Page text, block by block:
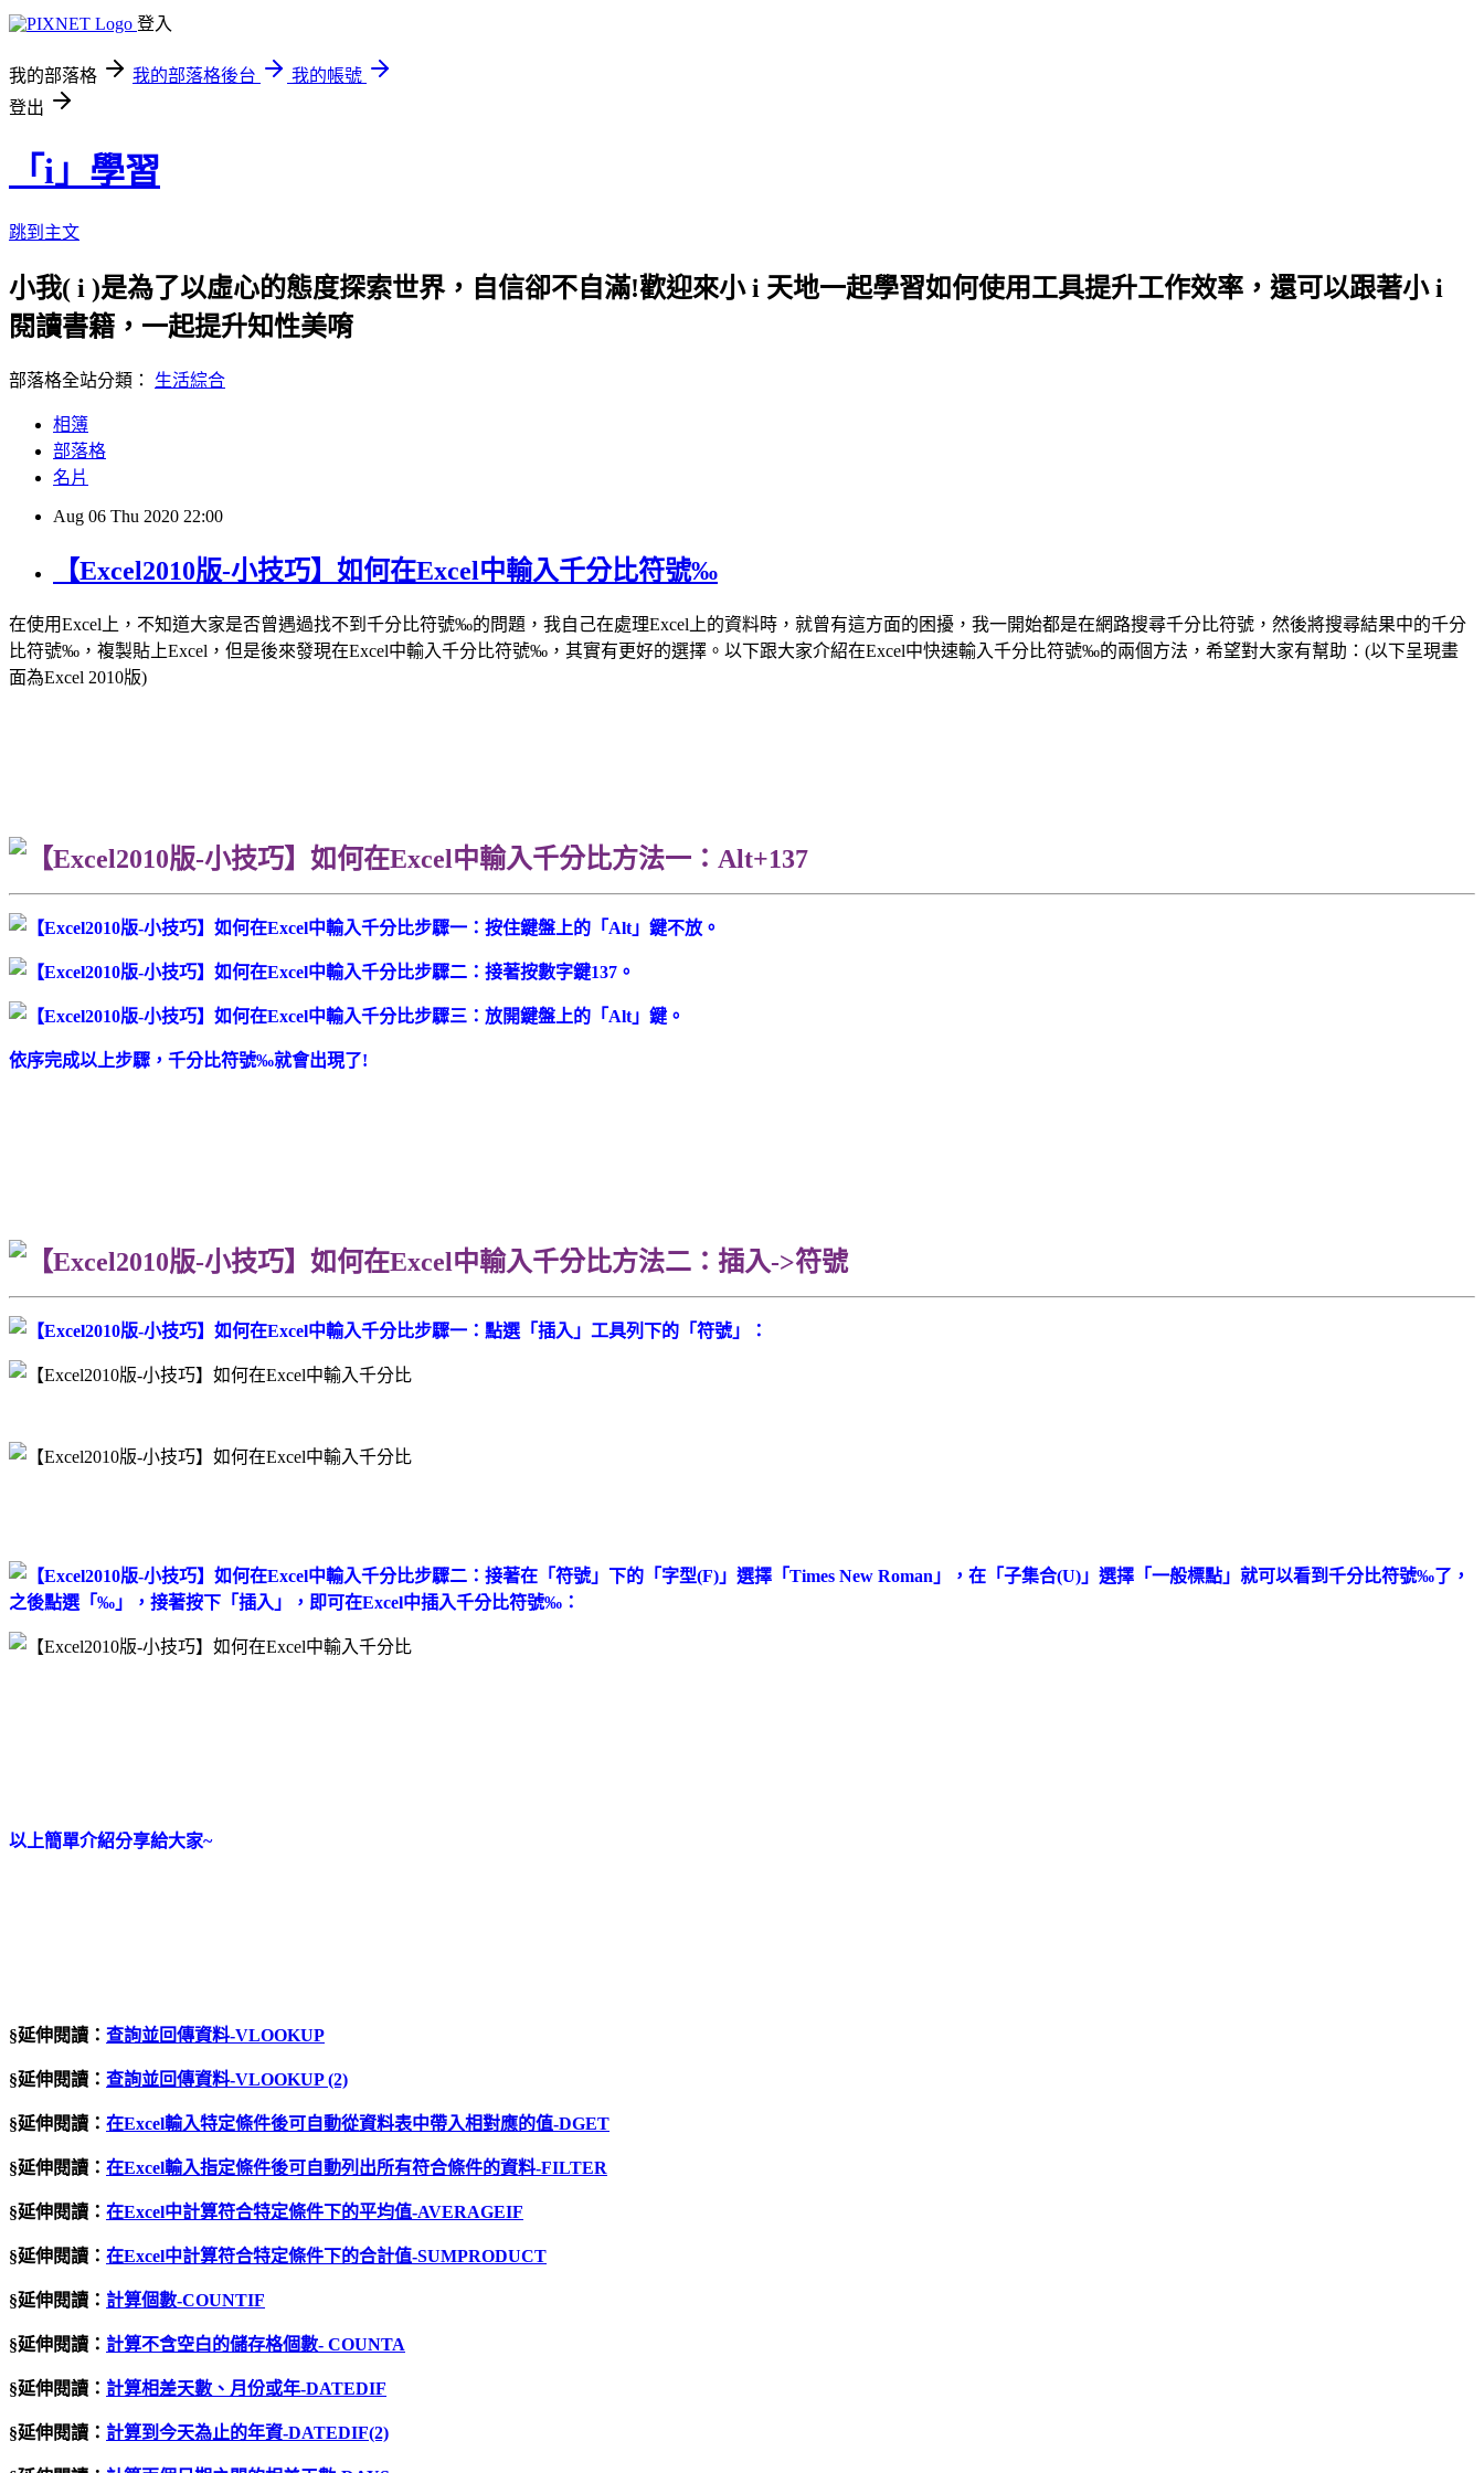
登入
我的部落格 我的部落格後台
我的帳號
登出
「i」學習
跳到主文
小我( i )是為了以虛心的態度探索世界，自信卻不自滿!歡迎來小 i 天地一起學習如何使用工具提升工作效率，還可以跟著小 i
閱讀書籍，一起提升知性美唷
部落格全站分類： 生活綜合
相簿
部落格
名片
Aug 06 Thu 2020 22:00
【Excel2010版-小技巧】如何在Excel中輸入千分比符號‰
在使用Excel上，不知道大家是否曾遇過找不到千分比符號‰的問題，我自己在處理Excel上的資料時，就曾有這方面的困擾，我一開始都是在網路搜尋千分比符號，然後將搜尋結果中的千分
比符號‰，複製貼上Excel，但是後來發現在Excel中輸入千分比符號‰，其實有更好的選擇。以下跟大家介紹在Excel中快速輸入千分比符號‰的兩個方法，希望對大家有幫助：(以下呈現畫
面為Excel 2010版)
方法一：Alt+137
步驟一：按住鍵盤上的「Alt」鍵不放。
步驟二：接著按數字鍵137。
步驟三：放開鍵盤上的「Alt」鍵。
依序完成以上步驟，千分比符號‰就會出現了!
方法二：插入->符號
步驟一：點選「插入」工具列下的「符號」：
步驟二：接著在「符號」下的「字型(F)」選擇「Times New Roman」，在「子集合(U)」選擇「一般標點」就可以看到千分比符號‰了，
之後點選「‰」，接著按下「插入」，即可在Excel中插入千分比符號‰：
以上簡單介紹分享給大家~
§延伸閱讀： 查詢並回傳資料-VLOOKUP
§延伸閱讀： 查詢並回傳資料-VLOOKUP (2)
§延伸閱讀： 在Excel輸入特定條件後可自動從資料表中帶入相對應的值-DGET
§延伸閱讀： 在Excel輸入指定條件後可自動列出所有符合條件的資料-FILTER
§延伸閱讀： 在Excel中計算符合特定條件下的平均值-AVERAGEIF
§延伸閱讀： 在Excel中計算符合特定條件下的合計值-SUMPRODUCT
§延伸閱讀： 計算個數-COUNTIF
§延伸閱讀： 計算不含空白的儲存格個數- COUNTA
§延伸閱讀： 計算相差天數、月份或年-DATEDIF
§延伸閱讀： 計算到今天為止的年資-DATEDIF(2)